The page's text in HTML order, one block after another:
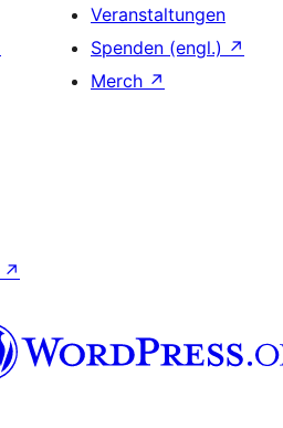
Veranstaltungen
Spenden (engl.) ↗
Merch ↗
↗